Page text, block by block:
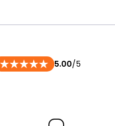
5.00/5